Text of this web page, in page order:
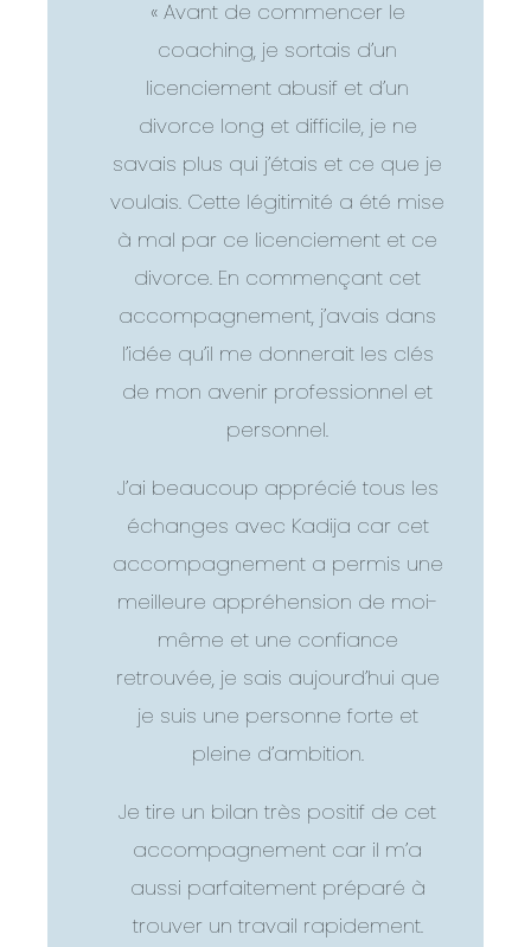
« Avant de commencer le
coaching, je sortais d’un
licenciement abusif et d’un
divorce long et difficile, je ne
savais plus qui j’étais et ce que je
voulais. Cette légitimité a été mise
à mal par ce licenciement et ce
divorce. En commençant cet
accompagnement, j’avais dans
l’idée qu’il me donnerait les clés
de mon avenir professionnel et
personnel.
J’ai beaucoup apprécié tous les
échanges avec Kadija car cet
accompagnement a permis une
meilleure appréhension de moi-
même et une confiance
retrouvée, je sais aujourd’hui que
je suis une personne forte et
pleine d’ambition.
Je tire un bilan très positif de cet
accompagnement car il m’a
aussi parfaitement préparé à
trouver un travail rapidement.